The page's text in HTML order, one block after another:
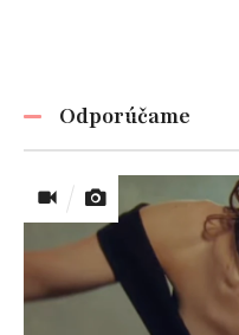
Odporúčame